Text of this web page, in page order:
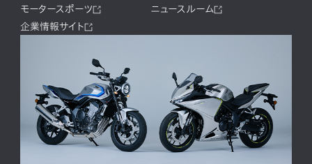
モータースポーツ
ニュースルーム
企業情報サイト